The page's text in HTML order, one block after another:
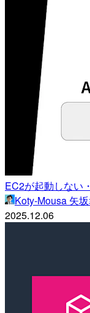
EC2が起動しない
Koty-Mousa 矢
2025.12.06